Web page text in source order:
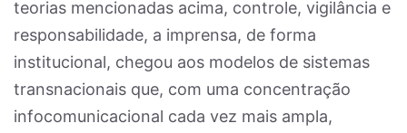
teorias mencionadas acima, controle, vigilância e
responsabilidade, a imprensa, de forma
institucional, chegou aos modelos de sistemas
transnacionais que, com uma concentração
infocomunicacional cada vez mais ampla,